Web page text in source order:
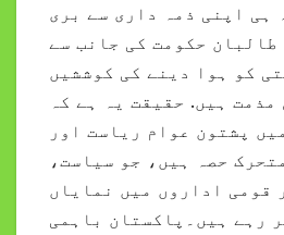
ہی اپنی ذمہ داری سے بری
طالبان حکومت کی جانب سے
کو ہوا دینے کی کوششیں
مذمت ہیں. حقیقت یہ ہے کہ
پشتون عوام ریاست اور
حصہ ہیں، جو سیاست،
قومی اداروں میں نمایاں
رہے ہیں۔پاکستان باہمی